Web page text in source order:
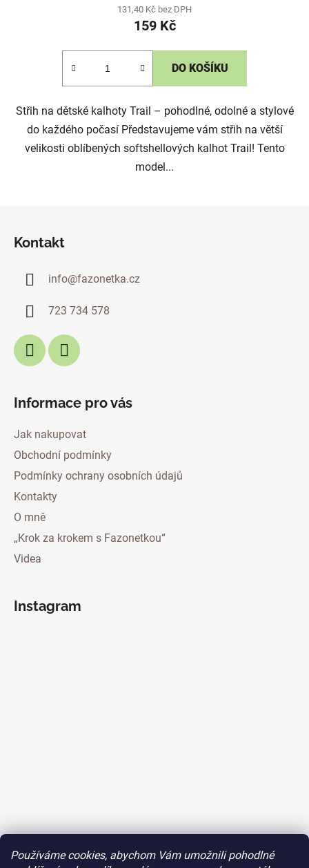
Používáme cookies, abychom Vám umožnili pohodlné
131,40 Kč bez DPH
159 Kč
DO KOŠÍKU
Střih na dětské kalhoty Trail – pohodlné, odolné a stylové
do každého počasí Představujeme vám střih na větší
velikosti oblíbených softshellových kalhot Trail! Tento
model...
Kontakt
info@fazonetka.cz
723 734 578
Informace pro vás
Jak nakupovat
Obchodní podmínky
Podmínky ochrany osobních údajů
Kontakty
O mně
„Krok za krokem s Fazonetkou“
Videa
Instagram
Sledovat na Instagramu